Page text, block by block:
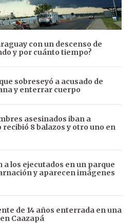
con un descenso de
y por cuánto tiempo?
sobreseyó a acusado de
y enterrar cuerpo
asesinados iban a
8 balazos y otro uno en
los ejecutados en un parque
y aparecen imágenes
de 14 años enterrada en una
Caazapá